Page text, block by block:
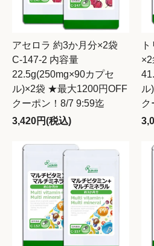
アセロラ 約3か月分×2袋
C-147-2 内容量
22.5g(250mg×90カプセ
ル)×2袋 ★最大1200円OFF
クーポン！8/7 9:59迄
3,420円(税込)
ク